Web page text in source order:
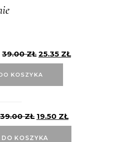
39.00ZŁ 25.35 ZŁ
KOSZYKA
39.00ZŁ 19.50 ZŁ
KOSZYKA